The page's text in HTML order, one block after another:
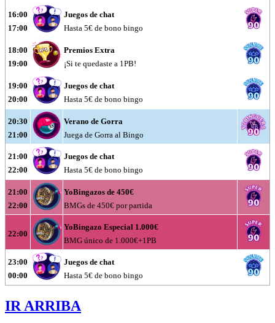
16:00
17:00
Juegos de chat
Hasta 5€ de bono bingo
18:00
19:00
Premios Extra
¡Si te quedaste a 1PB!
19:00
20:00
Juegos de chat
Hasta 5€ de bono bingo
20:30
21:00
Verano de Gorra
Juega de Gorra al Bingo
21:00
22:00
Juegos de chat
Hasta 5€ de bono bingo
21:00
22:00
YoBingazos de 450€
BMGs de 450€ por partida
22:00
YoBingazo Especial 1.000€
BMG único de 1.000€+1PB
23:00
00:00
Juegos de chat
Hasta 5€ de bono bingo
IR ARRIBA